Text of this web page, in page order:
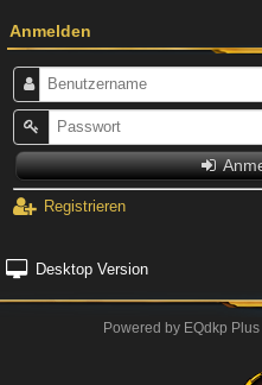
Anmelden
Registrieren
Desktop Version
Powered by EQdkp Plus